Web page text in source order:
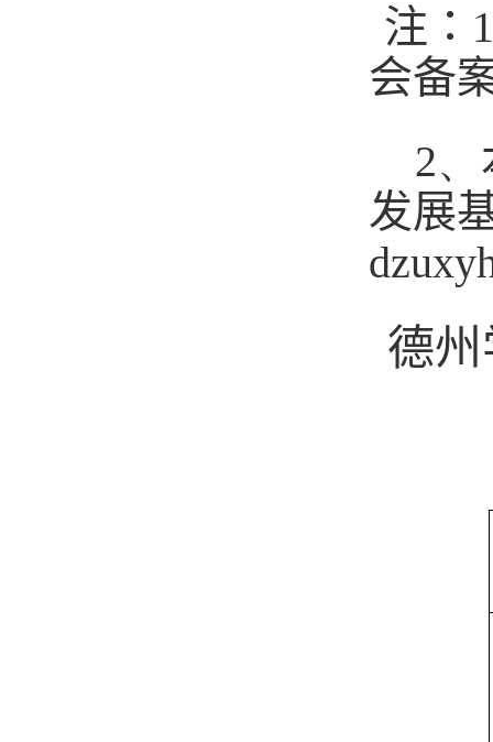
注 ： 1
会备
2、
发展
德